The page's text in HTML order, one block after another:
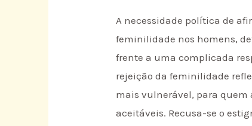
A necessidade política de
feminilidade nos homens,
frente a uma complicada
rejeição da feminilidade
mais vulnerável, para quem
aceitáveis. Recusa-se o